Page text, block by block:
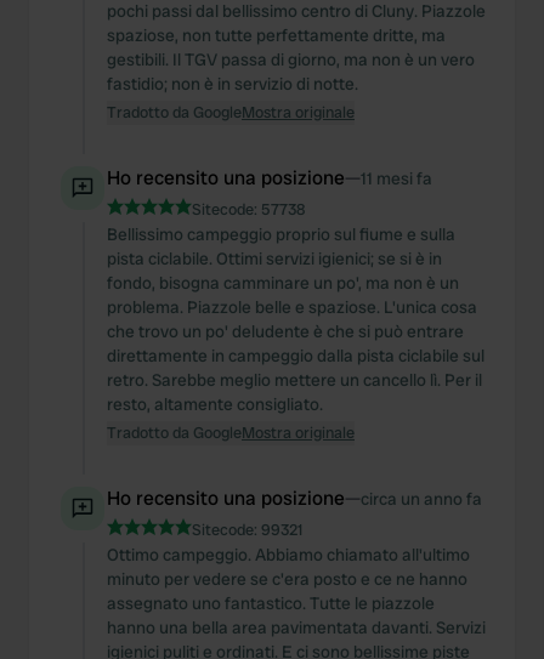
pochi passi dal bellissimo centro di Cluny. Piazzole
spaziose, non tutte perfettamente dritte, ma
gestibili. Il TGV passa di giorno, ma non è un vero
fastidio; non è in servizio di notte.
Tradotto da GoogleMostra originale
Ho recensito una posizione—11 mesi fa
Sitecode: 57738
Bellissimo campeggio proprio sul fiume e sulla
pista ciclabile. Ottimi servizi igienici; se si è in
fondo, bisogna camminare un po', ma non è un
problema. Piazzole belle e spaziose. L'unica cosa
che trovo un po' deludente è che si può entrare
direttamente in campeggio dalla pista ciclabile sul
retro. Sarebbe meglio mettere un cancello lì. Per il
resto, altamente consigliato.
Tradotto da GoogleMostra originale
Ho recensito una posizione—circa un anno fa
Sitecode: 99321
Ottimo campeggio. Abbiamo chiamato all'ultimo
minuto per vedere se c'era posto e ce ne hanno
assegnato uno fantastico. Tutte le piazzole
hanno una bella area pavimentata davanti. Servizi
igienici puliti e ordinati. E ci sono bellissime piste